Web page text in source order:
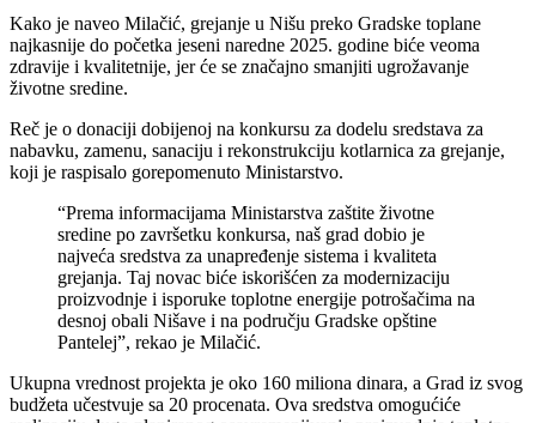
Kako je naveo Milačić, grejanje u Nišu preko Gradske toplane
najkasnije do početka jeseni naredne 2025. godine biće veoma
zdravije i kvalitetnije, jer će se značajno smanjiti ugrožavanje
životne sredine.
Reč je o donaciji dobijenoj na konkursu za dodelu sredstava za
nabavku, zamenu, sanaciju i rekonstrukciju kotlarnica za grejanje,
koji je raspisalo gorepomenuto Ministarstvo.
“Prema informacijama Ministarstva zaštite životne
sredine po završetku konkursa, naš grad dobio je
najveća sredstva za unapređenje sistema i kvaliteta
grejanja. Taj novac biće iskorišćen za modernizaciju
proizvodnje i isporuke toplotne energije potrošačima na
desnoj obali Nišave i na području Gradske opštine
Pantelej”, rekao je Milačić.
Ukupna vrednost projekta je oko 160 miliona dinara, a Grad iz svog
budžeta učestvuje sa 20 procenata. Ova sredstva omogućiće